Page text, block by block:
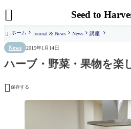
Seed to

 ホーム Journal & News News 講座
News 2015年1月14日
ハーブ・野菜・果物を楽
 保存する